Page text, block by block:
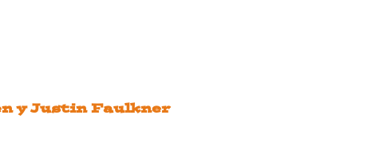
y Justin Faulkner